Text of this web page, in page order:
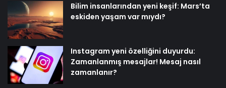
Bilim insanlarından yeni keşif: Mars’ta
eskiden yaşam var mıydı?
Instagram yeni özelliğini duyurdu:
Zamanlanmış mesajlar! Mesaj nasıl
zamanlanır?